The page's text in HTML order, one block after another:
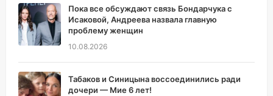
Пока все обсуждают связь Бондарчука с
Исаковой, Андреева назвала главную
проблему женщин
10.08.2026
Табаков и Синицына воссоединились ради
дочери — Мие 6 лет!